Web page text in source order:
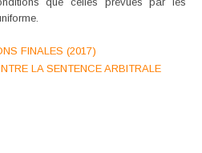
FINALES (2017)
LA SENTENCE ARBITRALE